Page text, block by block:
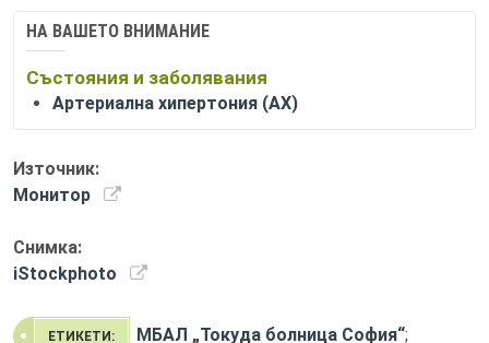
НА ВАШЕТО ВНИМАНИЕ
Състояния и заболявания
Артериална хипертония (АХ)
Източник:
Монитор
Снимка:
iStockphoto
ЕТИКЕТИ: МБАЛ „Токуда болница София“;